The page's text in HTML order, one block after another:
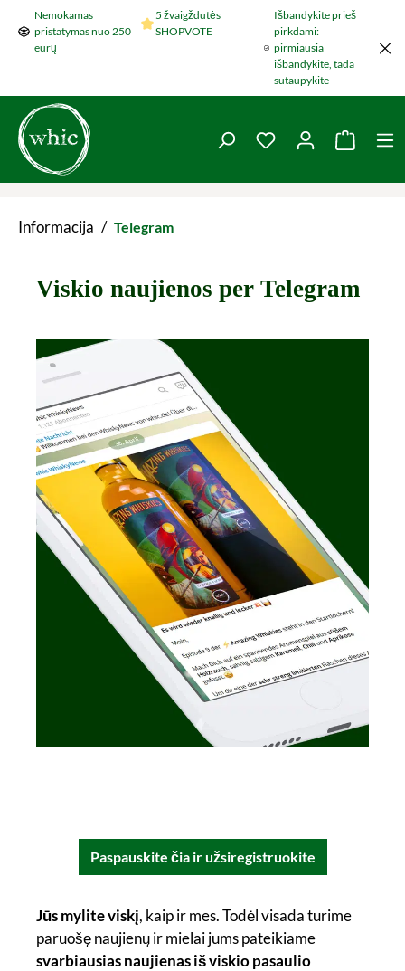
Šokti į pagrindinį turinį
Nemokamas
pristatymas nuo 250
eurų
5 žvaigždutės
SHOPVOTE
Išbandykite prieš
pirkdami:
pirmiausia
išbandykite, tada
sutaupykite
You have 0 wishlist
Informacija / Telegram
Viskio naujienos per Telegram
Paspauskite čia ir užsiregistruokite
Jūs mylite viskį, kaip ir mes. Todėl visada turime
paruošę naujienų ir mielai jums pateikiame
svarbiausias naujienas iš viskio pasaulio